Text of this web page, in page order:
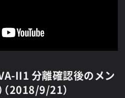
II1 分離確認後のメン
2018/9/21）